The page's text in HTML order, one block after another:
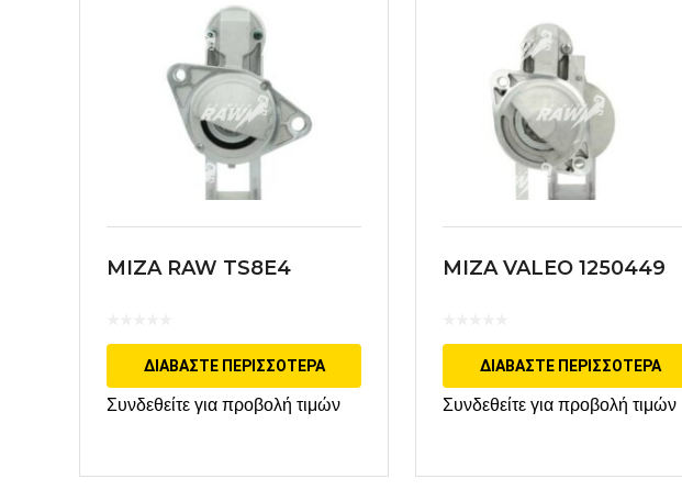
MIZA RAW TS8E4
ΔΙΑΒΆΣΤΕ ΠΕΡΙΣΣΌΤΕΡΑ
Συνδεθείτε για προβολή τιμών
MIZA VALEO 1250449
ΔΙΑΒΆΣΤΕ ΠΕΡΙΣΣΌΤΕΡΑ
Συνδεθείτε για προβολή τιμών